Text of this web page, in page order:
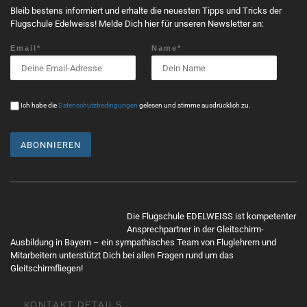
n
g
a
i
a
o
Bleib bestens informiert und erhalte die neuesten Tipps und Tricks der
Flugschule Edelweiss! Melde Dich hier für unseren Newsletter an:
Email* Name*
Ich habe dieDatenschutzbedingungen gelesen und stimme ausdrücklich zu.
Die Flugschule EDELWEISS ist kompetenter
Ansprechpartner in der Gleitschirm-
Ausbildung in Bayern – ein sympathisches Team von Fluglehrern und
Mitarbeitern unterstützt Dich bei allen Fragen rund um das
Gleitschirmfliegen!
KONTAKT DETAILS
n
des
Twe
akze